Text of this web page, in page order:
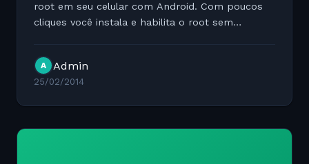
root em seu celular com Android. Com poucos
cliques você instala e habilita o root sem
Simples, fácil...
A Admin
25/02/2014